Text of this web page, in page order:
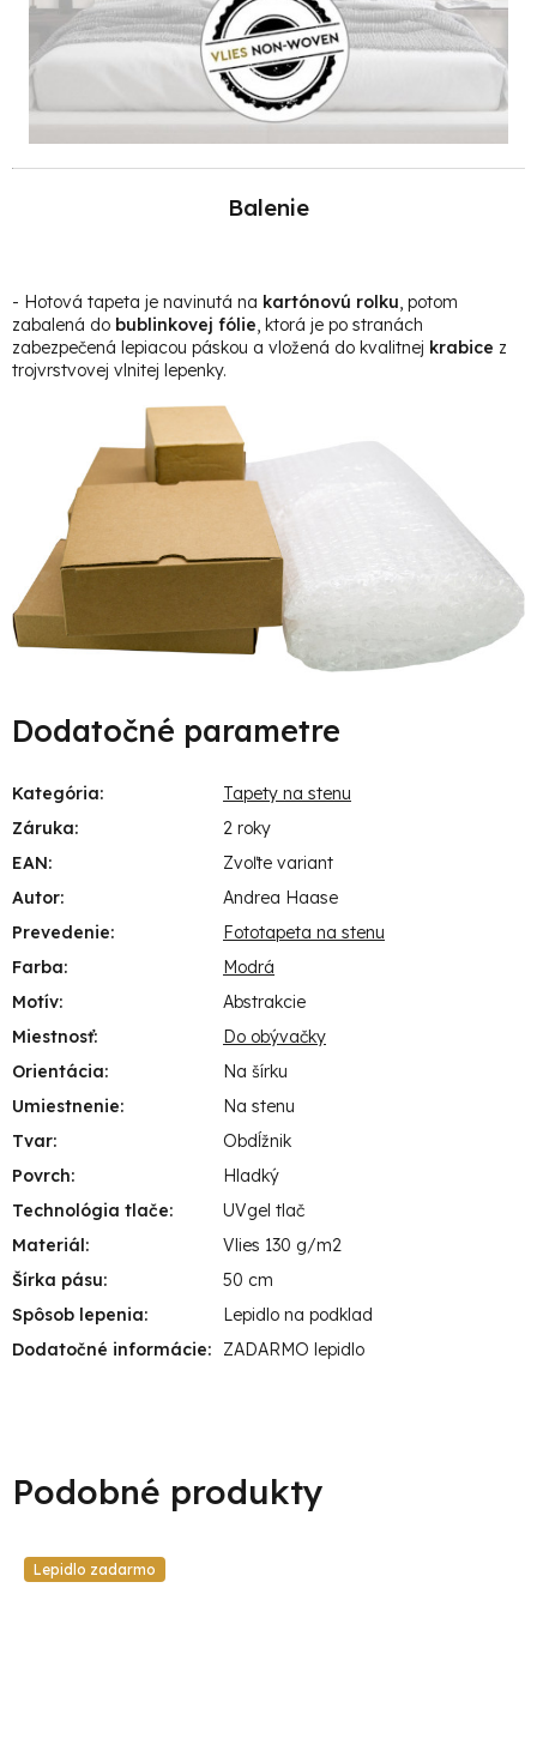
Balenie
- Hotová tapeta je navinutá na kartónovú rolku, potom
zabalená do bublinkovej fólie, ktorá je po stranách
zabezpečená lepiacou páskou a vložená do kvalitnej krabice z
trojvrstvovej vlnitej lepenky.
Dodatočné parametre
Kategória:
Tapety na stenu
Záruka:
2 roky
EAN:
Zvoľte variant
Autor:
Andrea Haase
Prevedenie:
Fototapeta na stenu
Farba:
Modrá
Motív:
Abstrakcie
Miestnosť:
Do obývačky
Orientácia:
Na šírku
Umiestnenie:
Na stenu
Tvar:
Obdĺžnik
Povrch:
Hladký
Technológia tlače:
UVgel tlač
Materiál:
Vlies 130 g/m2
Šírka pásu:
50 cm
Spôsob lepenia:
Lepidlo na podklad
Dodatočné informácie: ZADARMO lepidlo
Lepidlo zadarmo